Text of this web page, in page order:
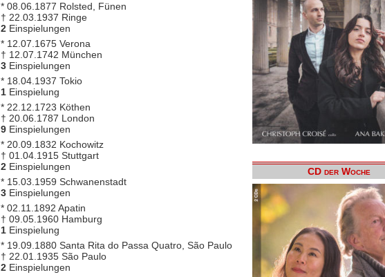
* 08.06.1877 Rolsted, Fünen
† 22.03.1937 Ringe
2Einspielungen
* 12.07.1675 Verona
† 12.07.1742 München
3Einspielungen
* 18.04.1937 Tokio
1Einspielung
* 22.12.1723 Köthen
† 20.06.1787 London
9Einspielungen
* 20.09.1832 Kochowitz
† 01.04.1915 Stuttgart
2Einspielungen
* 15.03.1959 Schwanenstadt
3Einspielungen
* 02.11.1892 Apatin
† 09.05.1960 Hamburg
1Einspielung
* 19.09.1880 Santa Rita do Passa Quatro, São Paulo
† 22.01.1935 São Paulo
2Einspielungen
CD der Woche